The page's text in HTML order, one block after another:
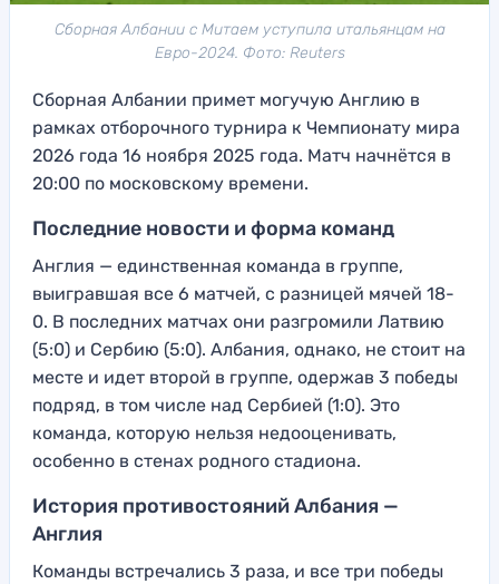
Сборная Албании с Митаем уступила итальянцам на
Евро-2024. Фото: Reuters
Сборная Албании примет могучую Англию в
рамках отборочного турнира к Чемпионату мира
2026 года 16 ноября 2025 года. Матч начнётся в
20:00 по московскому времени.
Последние новости и форма команд
Англия — единственная команда в группе,
выигравшая все 6 матчей, с разницей мячей 18-
0. В последних матчах они разгромили Латвию
(5:0) и Сербию (5:0). Албания, однако, не стоит на
месте и идет второй в группе, одержав 3 победы
подряд, в том числе над Сербией (1:0). Это
команда, которую нельзя недооценивать,
особенно в стенах родного стадиона.
История противостояний Албания —
Англия
Команды встречались 3 раза, и все три победы